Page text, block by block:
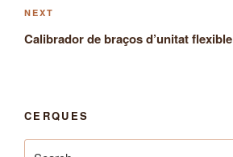
Next
Post
NEXT
Calibrador de braços d’unitat flexible
CERQUES